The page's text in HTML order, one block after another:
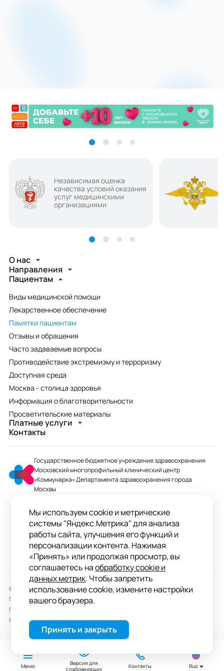
Меню
Версия для
слабовидящих
Контакты Rus
Независимая оценка
качества условий оказания
услуг медицинскими
организациями
О нас
Направления
Пациентам
Виды медицинской помощи
Лекарственное обеспечение
Памятки пациентам
Отзывы и обращения
Часто задаваемые вопросы
Противодействие экстремизму и терроризму
Доступная среда
Москва - столица здоровья
Информация о благотворительности
Просветительские материалы
Платные услуги
Контакты
Государственное бюджетное учреждение здравоохранения
Московский многопрофильный клинический центр
«Коммунарка» Департамента здравоохранения города
Москвы
+7 495 744-07-03
Колл-центр работает до 20:00
ул. Сосенский Стан, д. 8, п. Коммунарка
вн.тер.г. поселение Сосенское, Москва
© 2026 ГБУЗ «ММКЦ «Коммунарка» ДЗМ»
Пользовательское соглашение
Политика обработки персональных данных
Разработка сайта —студия «Сибирикс»
Мы используем cookie и метрические
системы "Яндекс.Метрика" для анализа
работы сайта, улучшения его функций и
персонализации контента. Нажимая
«Принять» или продолжая просмотр, вы
соглашаетесь наобработку cookie и
данных метрик. Чтобы запретить
использование cookie, измените настройки
вашего браузера.
Принять и закрыть